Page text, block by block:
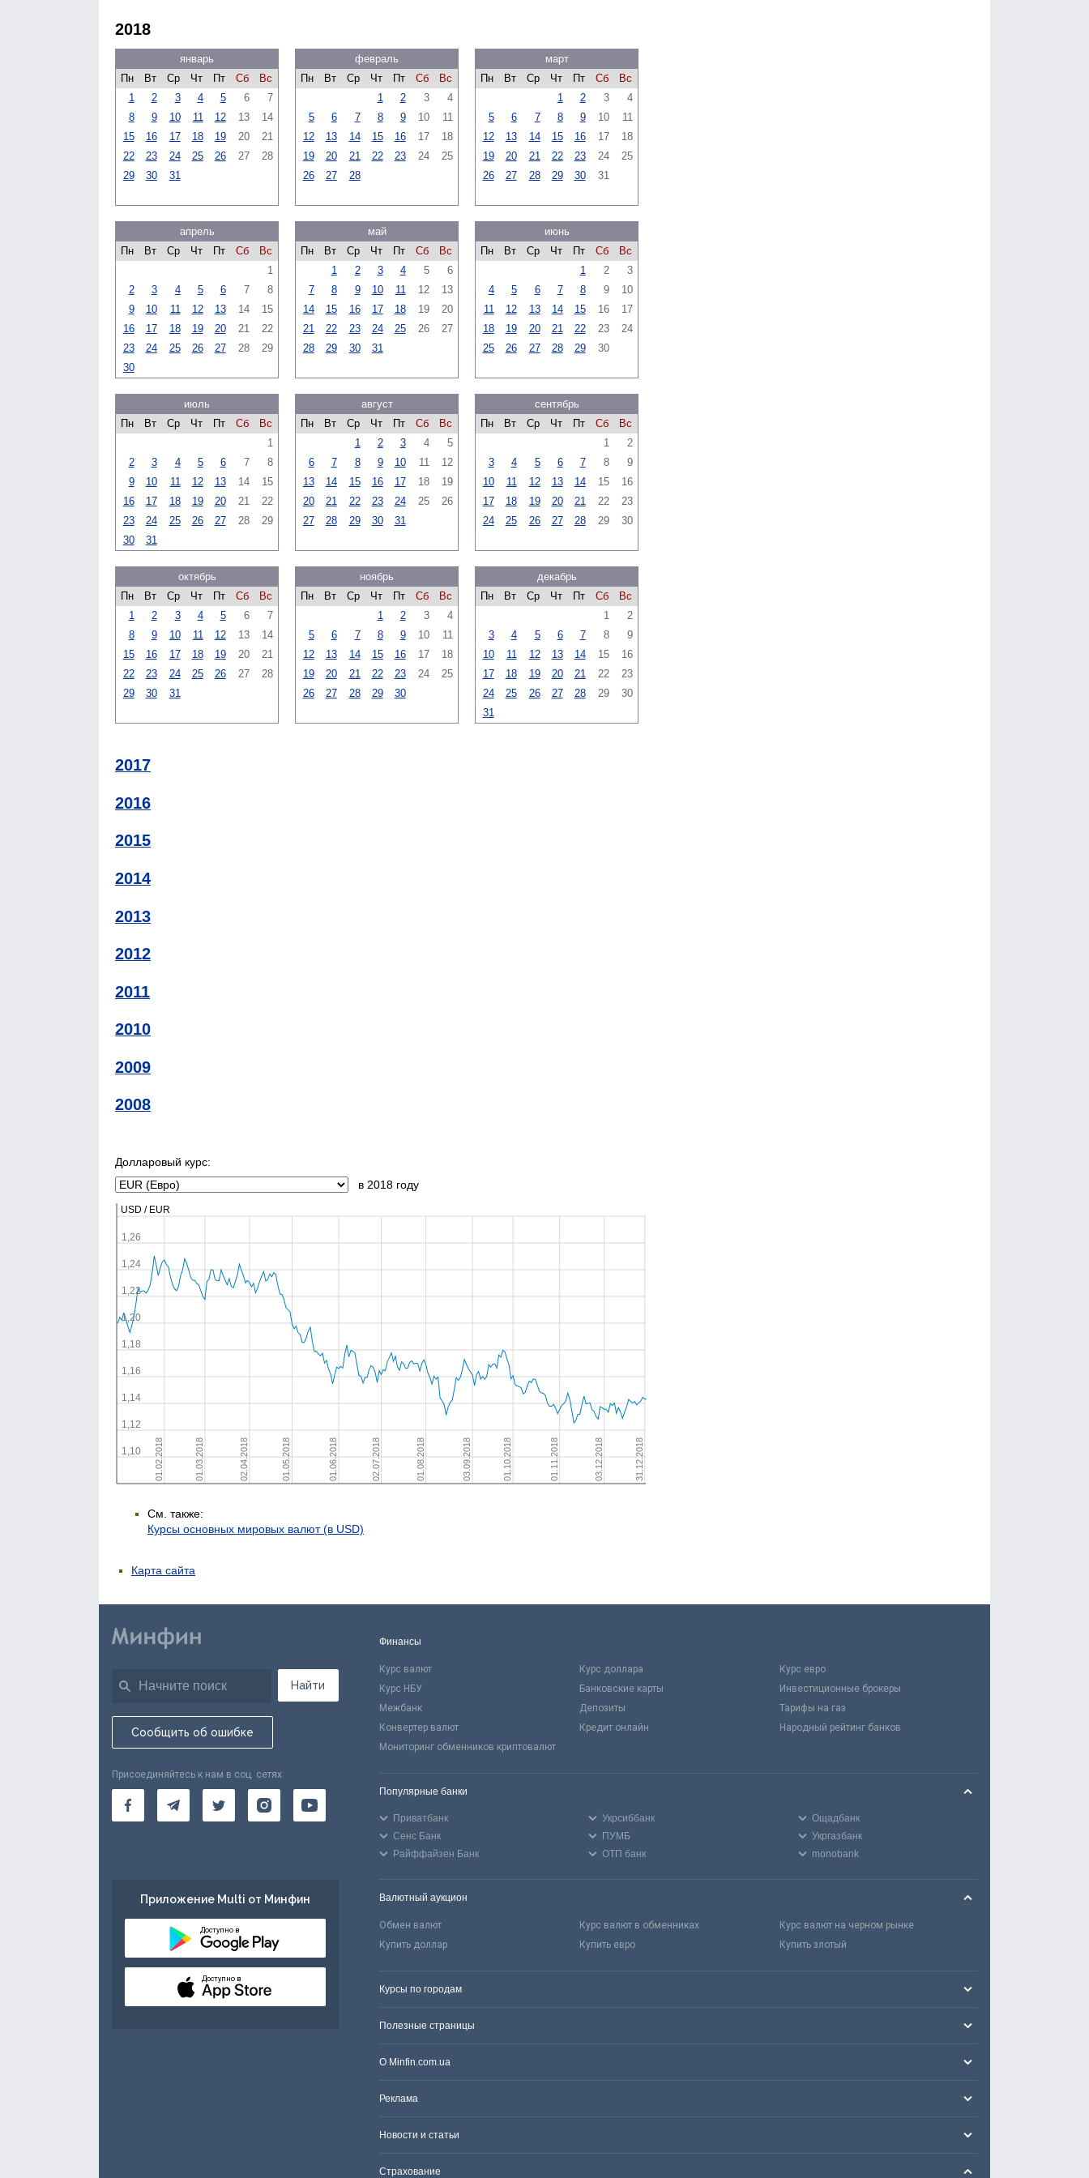
2018
январь
Пн
Вт Ср Чт Пт Сб
Вс
1
2 3 4 5 6
7
8
9 10 11 12 13
14
15
16 17 18 19 20
21
22
23 24 25 26 27
28
29
30 31
февраль
Пн
Вт Ср Чт Пт Сб
Вс
1
2 3
4
5
6 7 8 9 10
11
12
13 14 15 16 17
18
19
20 21 22 23 24
25
26
27 28
март
Пн
Вт Ср Чт Пт Сб
Вс
1
2 3
4
5
6 7 8 9 10
11
12
13 14 15 16 17
18
19
20 21 22 23 24
25
26
27 28 29 30 31
апрель
Пн
Вт Ср Чт Пт Сб
Вс
1
2
3 4 5 6 7
8
9
10 11 12 13 14
15
16
17 18 19 20 21
22
23
24 25 26 27 28
29
30
май
Пн
Вт Ср Чт Пт Сб
Вс
1
2 3 4 5
6
7
8 9 10 11 12
13
14
15 16 17 18 19
20
21
22 23 24 25 26
27
28
29 30 31
июнь
Пн
Вт Ср Чт Пт Сб
Вс
1
2
3
4
5 6 7 8 9
10
11
12 13 14 15 16
17
18
19 20 21 22 23
24
25
26 27 28 29 30
июль
Пн
Вт Ср Чт Пт Сб
Вс
1
2
3 4 5 6 7
8
9
10 11 12 13 14
15
16
17 18 19 20 21
22
23
24 25 26 27 28
29
30
31
август
Пн
Вт Ср Чт Пт Сб
Вс
1
2 3 4
5
6
7 8 9 10 11
12
13
14 15 16 17 18
19
20
21 22 23 24 25
26
27
28 29 30 31
сентябрь
Пн
Вт Ср Чт Пт Сб
Вс
1
2
3
4 5 6 7 8
9
10
11 12 13 14 15
16
17
18 19 20 21 22
23
24
25 26 27 28 29 30
октябрь
Пн
Вт Ср Чт Пт Сб
Вс
1
2 3 4 5 6
7
8
9 10 11 12 13
14
15
16 17 18 19 20
21
22
23 24 25 26 27
28
29
30 31
ноябрь
Пн
Вт Ср Чт Пт Сб
Вс
1
2 3
4
5
6 7 8 9 10
11
12
13 14 15 16 17
18
19
20 21 22 23 24
25
26
27 28 29 30
декабрь
Пн
Вт Ср Чт Пт Сб
Вс
1
2
3
4 5 6 7 8
9
10
11 12 13 14 15
16
17
18 19 20 21 22
23
24
25 26 27 28 29
30
31
2017
2016
2015
2014
2013
2012
2011
2010
2009
2008
Долларовый курс:
в 2018 году
См. также:
Курсы основных мировых валют (в USD)
Карта сайта
Найти
Сообщить об ошибке
Присоединяйтесь к нам в соц. сетях:
Приложение Multi от Минфин
Доступно в
Доступно в
Финансы
Курс валют Курс доллара
Курс евро
Курс НБУ
Банковские карты
Инвестиционные брокеры
Межбанк
Депозиты
Тарифы на газ
Конвертер валют
Кредит онлайн
Народный рейтинг банков
Мониторинг обменников криптовалют
Популярные банки
Приватбанк Укрсиббанк
Ощадбанк
Сенс Банк
ПУМБ
Укргазбанк
Райффайзен Банк
ОТП банк monobank
Валютный аукцион
Обмен валют Курс валют в обменниках
Курс валют на черном рынке
Купить доллар
Купить евро Купить злотый
Курсы по городам
Полезные страницы
О Minfin.com.ua
Реклама
Новости и статьи
Страхование